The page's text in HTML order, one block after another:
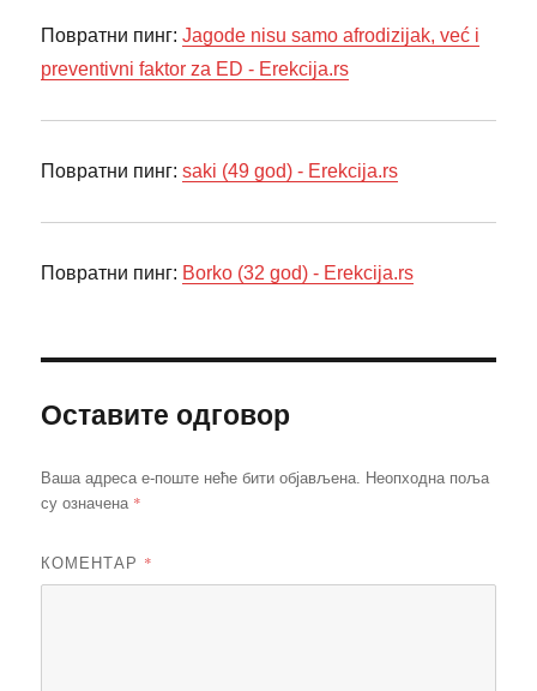
Повратни пинг:Jagode nisu samo afrodizijak, već i
preventivni faktor za ED - Erekcija.rs
Повратни пинг:saki (49 god) - Erekcija.rs
Повратни пинг: Borko (32 god) - Erekcija.rs
Оставите одговор
Ваша адреса е-поште неће бити објављена. Неопходна поља
су означена *
КОМЕНТАР *